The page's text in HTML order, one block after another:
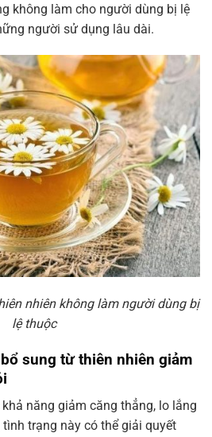
không làm cho người dùng bị lệ
người sử dụng lâu dài.
nhiên không làm người dùng bị
lệ thuộc
sung từ thiên nhiên giảm
năng giảm căng thẳng, lo lắng
trạng này có thể giải quyết